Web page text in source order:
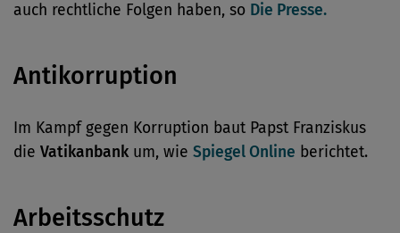
auch rechtliche Folgen haben, so Die Presse.
Antikorruption
Im Kampf gegen Korruption baut Papst Franziskus
die Vatikanbank um, wie Spiegel Online berichtet.
Arbeitsschutz